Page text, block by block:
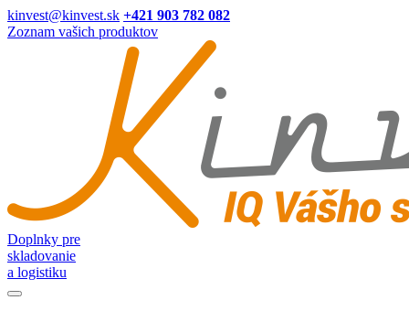
kinvest@kinvest.sk +421 903 782 082
Zoznam vašich produktov
Doplnky pre
skladovanie
a logistiku